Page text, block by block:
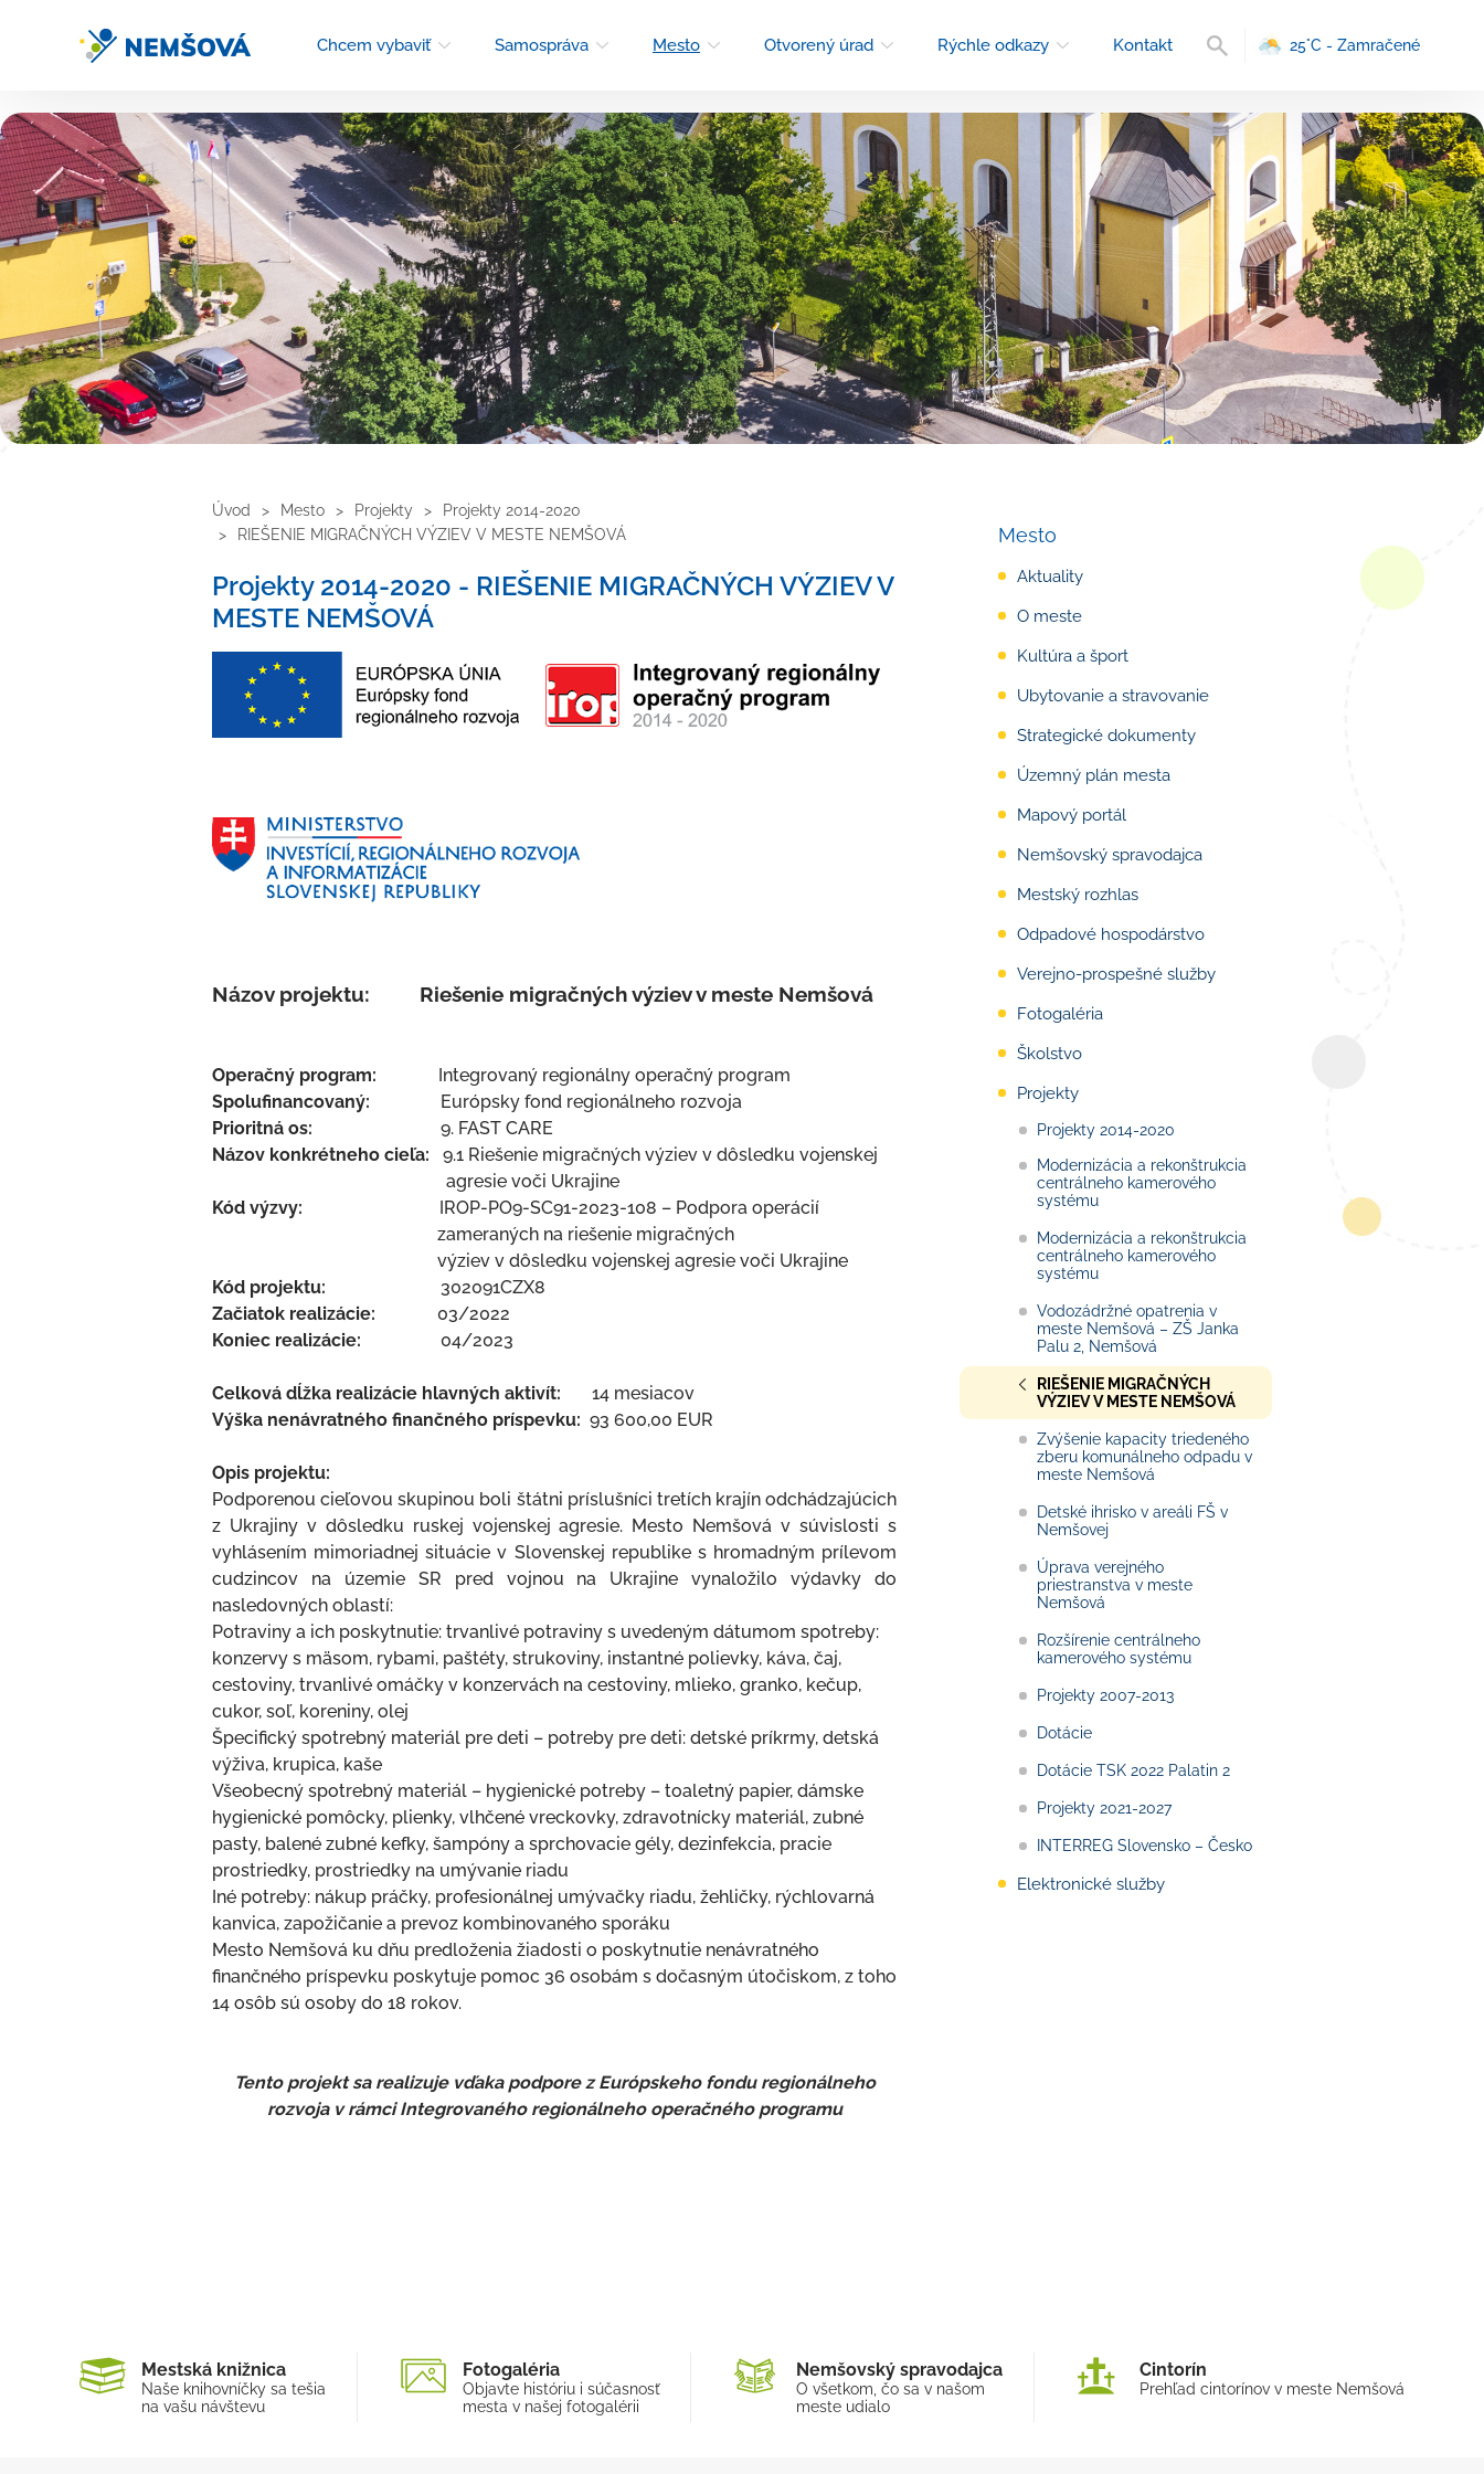
Chcem vybaviť Samospráva Mesto Otvorený úrad Rýchle odkazy Kontakt Vyhľadávanie
25°C - Zamračené
Úvod Mesto Projekty
Projekty 2014-2020
RIEŠENIE MIGRAČNÝCH VÝZIEV V MESTE NEMŠOVÁ
Mesto
Aktuality
O meste
Kultúra a šport
Ubytovanie a stravovanie
Strategické dokumenty
Územný plán mesta
Mapový portál
Nemšovský spravodajca
Mestský rozhlas
Odpadové hospodárstvo
Verejno-prospešné služby
Fotogaléria
Školstvo
Projekty
Projekty 2014-2020
Modernizácia a rekonštrukcia
centrálneho kamerového
systému
Modernizácia a rekonštrukcia
centrálneho kamerového
systému
Vodozádržné opatrenia v
meste Nemšová – ZŠ Janka
Palu 2, Nemšová
RIEŠENIE MIGRAČNÝCH
VÝZIEV V MESTE NEMŠOVÁ
Zvýšenie kapacity triedeného
zberu komunálneho odpadu v
meste Nemšová
Detské ihrisko v areáli FŠ v
Nemšovej
Úprava verejného
priestranstva v meste
Nemšová
Rozšírenie centrálneho
kamerového systému
Projekty 2007-2013
Dotácie
Dotácie TSK 2022 Palatin 2
Projekty 2021-2027
INTERREG Slovensko – Česko
Elektronické služby
Projekty 2014-2020 - RIEŠENIE MIGRAČNÝCH VÝZIEV V
MESTE NEMŠOVÁ
Názov projektu: Riešenie migračných výziev v meste Nemšová
Operačný program: Integrovaný regionálny operačný program
Spolufinancovaný: Európsky fond regionálneho rozvoja
Prioritná os: 9. FAST CARE
Názov konkrétneho cieľa:
9.1 Riešenie migračných výziev v dôsledku vojenskej
agresie voči Ukrajine
Kód výzvy: IROP-PO9-SC91-2023-108 – Podpora operácií
zameraných na riešenie migračných
výziev v dôsledku vojenskej agresie voči Ukrajine
Kód projektu: 302091CZX8
Začiatok realizácie: 03/2022
Koniec realizácie: 04/2023
Celková dĺžka realizácie hlavných aktivít: 14 mesiacov
Výška nenávratného finančného príspevku: 93 600,00 EUR
Opis projektu:
Podporenou cieľovou skupinou boli štátni príslušníci tretích krajín odchádzajúcich
z Ukrajiny v dôsledku ruskej vojenskej agresie. Mesto Nemšová v súvislosti s
vyhlásením mimoriadnej situácie v Slovenskej republike s hromadným prílevom
cudzincov na územie SR pred vojnou na Ukrajine vynaložilo výdavky do
nasledovných oblastí:
Potraviny a ich poskytnutie: trvanlivé potraviny s uvedeným dátumom spotreby:
konzervy s mäsom, rybami, paštéty, strukoviny, instantné polievky, káva, čaj,
cestoviny, trvanlivé omáčky v konzervách na cestoviny, mlieko, granko, kečup,
cukor, soľ, koreniny, olej
Špecifický spotrebný materiál pre deti – potreby pre deti: detské príkrmy, detská
výživa, krupica, kaše
Všeobecný spotrebný materiál – hygienické potreby – toaletný papier, dámske
hygienické pomôcky, plienky, vlhčené vreckovky, zdravotnícky materiál, zubné
pasty, balené zubné kefky, šampóny a sprchovacie gély, dezinfekcia, pracie
prostriedky, prostriedky na umývanie riadu
Iné potreby: nákup práčky, profesionálnej umývačky riadu, žehličky, rýchlovarná
kanvica, zapožičanie a prevoz kombinovaného sporáku
Mesto Nemšová ku dňu predloženia žiadosti o poskytnutie nenávratného
finančného príspevku poskytuje pomoc 36 osobám s dočasným útočiskom, z toho
14 osôb sú osoby do 18 rokov.
Tento projekt sa realizuje vďaka podpore z Európskeho fondu regionálneho
rozvoja v rámci Integrovaného regionálneho operačného programu
Mestská knižnica
Naše knihovníčky sa tešia
na vašu návštevu
Fotogaléria
Objavte históriu i súčasnosť
mesta v našej fotogalérii
Nemšovský spravodajca
O všetkom, čo sa v našom
meste udialo
Cintorín
Prehľad cintorínov v meste Nemšová